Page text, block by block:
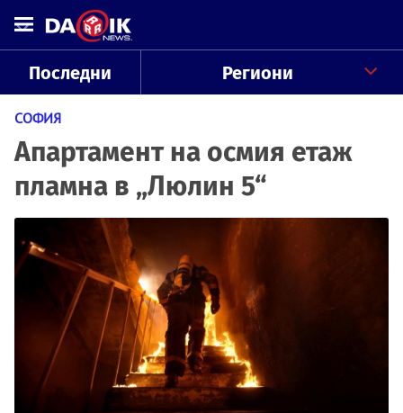
Последни Региони
СОФИЯ
Апартамент на осмия етаж
пламна в „Люлин 5“